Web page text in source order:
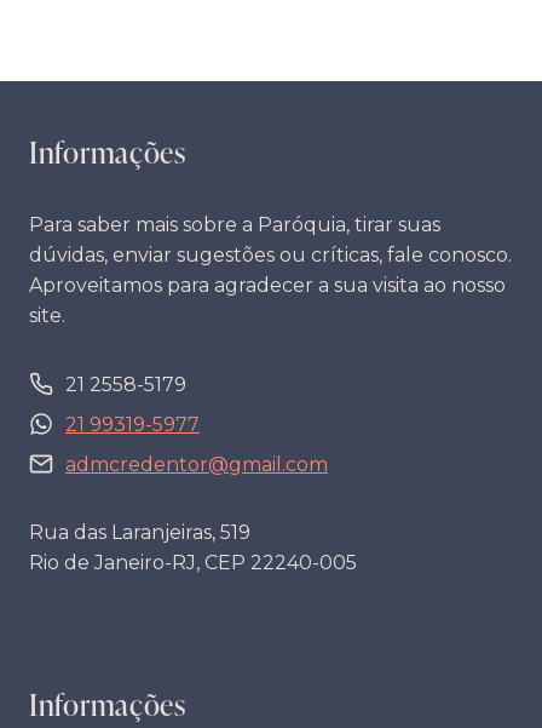
Informações
Para saber mais sobre a Paróquia, tirar suas
dúvidas, enviar sugestões ou críticas, fale conosco.
Aproveitamos para agradecer a sua visita ao nosso
site.
21 2558-5179
21 99319-5977
admcredentor@gmail.com
Rua das Laranjeiras, 519
Rio de Janeiro-RJ, CEP 22240-005
Informações